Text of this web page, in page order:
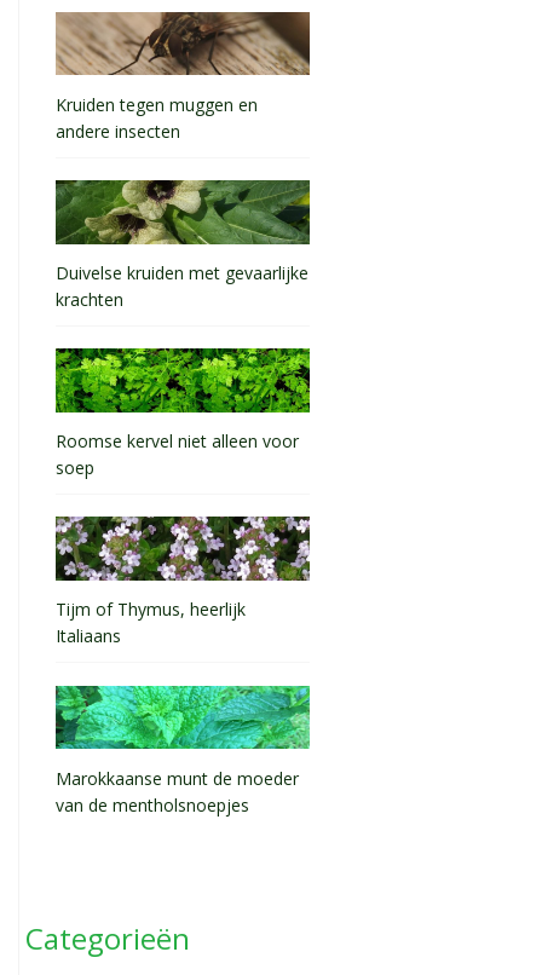
Kruiden tegen muggen en
andere insecten
Duivelse kruiden met gevaarlijke
krachten
Roomse kervel niet alleen voor
soep
Tijm of Thymus, heerlijk
Italiaans
Marokkaanse munt de moeder
van de mentholsnoepjes
Categorieën